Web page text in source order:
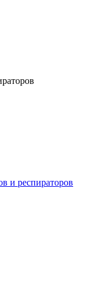
и респираторов